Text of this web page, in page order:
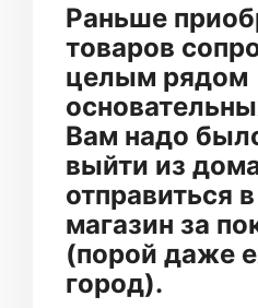
Раньше
товаров
целым рядом
Вам надо
выйти из
отправиться
магазин за
(порой даже
город).